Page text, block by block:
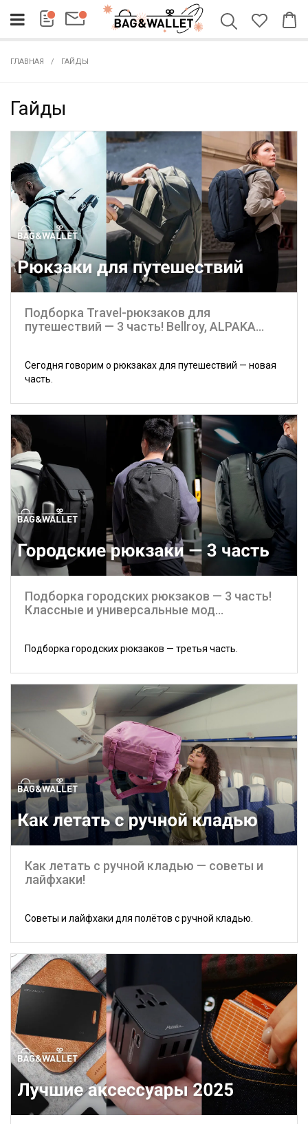
ГЛАВНАЯ ГАЙДЫ
Гайды
Подборка Travel-рюкзаков для
путешествий — 3 часть! Bellroy, ALPAKA...
Сегодня говорим о рюкзаках для путешествий — новая
часть.
Подборка городских рюкзаков — 3 часть!
Классные и универсальные мод...
Подборка городских рюкзаков — третья часть.
Как летать с ручной кладью — советы и
лайфхаки!
Советы и лайфхаки для полётов с ручной кладью.